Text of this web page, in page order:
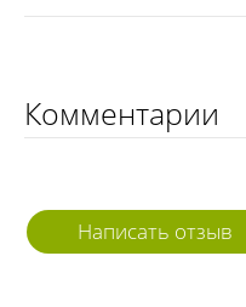
Комментарии
Написать отзыв